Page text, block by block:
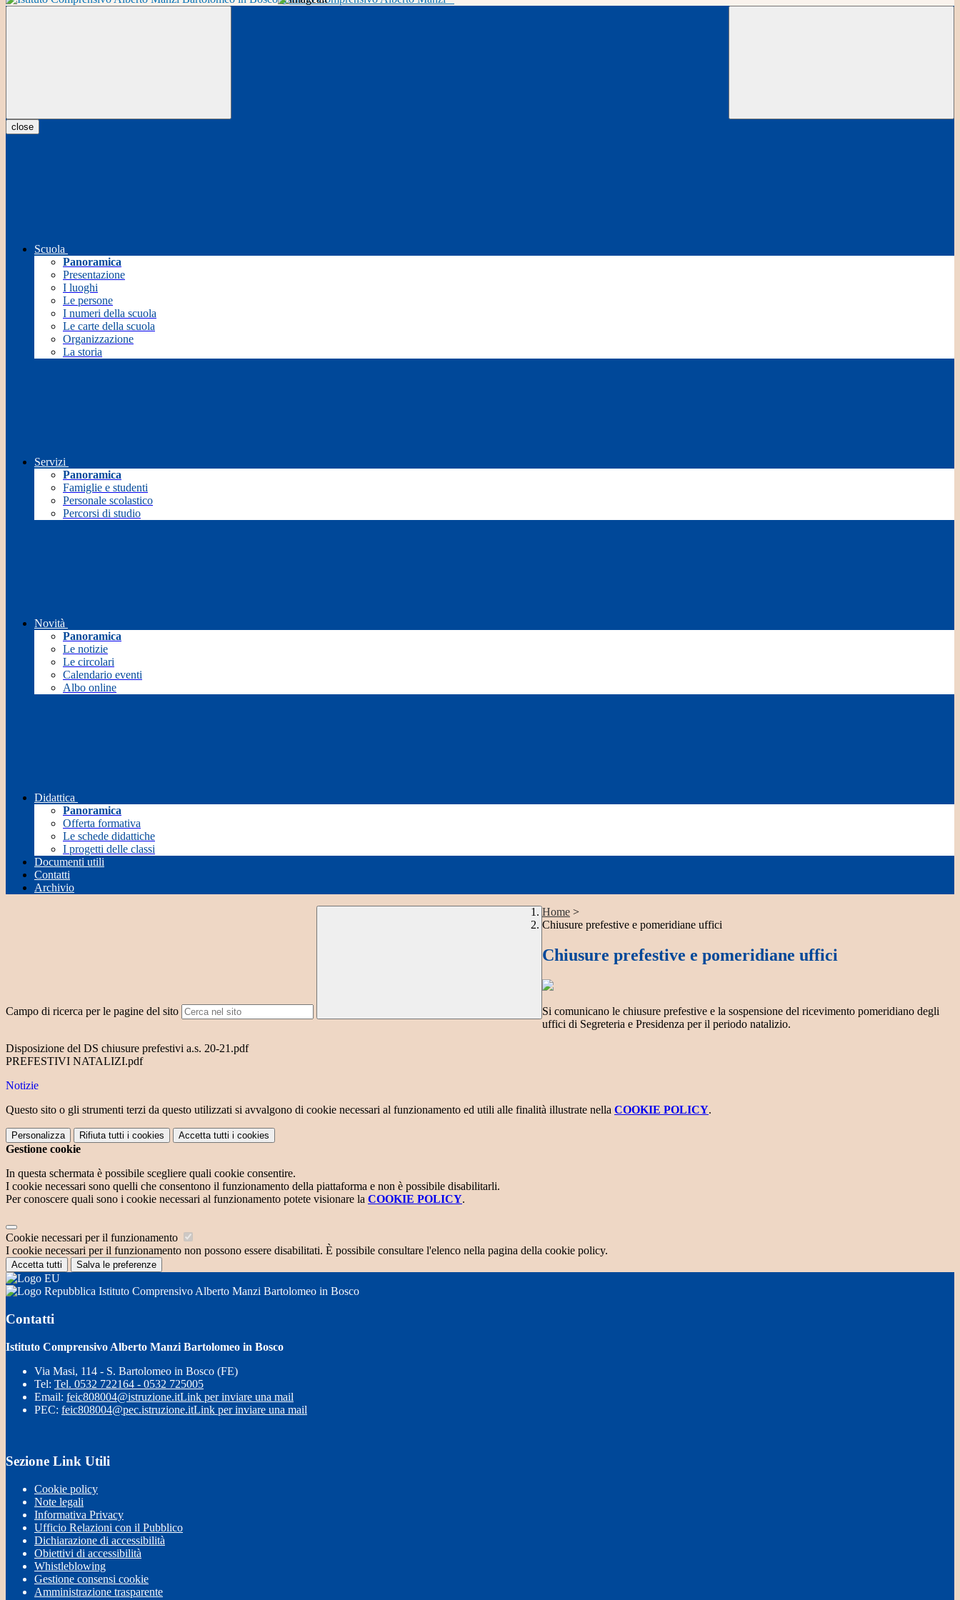
close
Scuola
Panoramica
Presentazione
I luoghi
Le persone
I numeri della scuola
Le carte della scuola
Organizzazione
La storia
Servizi
Panoramica
Famiglie e studenti
Personale scolastico
Percorsi di studio
Novità
Panoramica
Le notizie
Le circolari
Calendario eventi
Albo online
Didattica
Panoramica
Offerta formativa
Le schede didattiche
I progetti delle classi
Documenti utili
Contatti
Archivio
Campo di ricerca per le pagine del sito
Home >
Chiusure prefestive e pomeridiane uffici
Chiusure prefestive e pomeridiane uffici
Si comunicano le chiusure prefestive e la sospensione del ricevimento pomeridiano degli
uffici di Segreteria e Presidenza per il periodo natalizio.
Disposizione del DS chiusure prefestivi a.s. 20-21.pdf
PREFESTIVI NATALIZI.pdf
Notizie
Questo sito o gli strumenti terzi da questo utilizzati si avvalgono di cookie necessari al funzionamento ed utili alle finalità illustrate nella COOKIE POLICY.
Personalizza Rifiuta tutti i cookies Accetta tutti i cookies
Gestione cookie
In questa schermata è possibile scegliere quali cookie consentire.
I cookie necessari sono quelli che consentono il funzionamento della piattaforma e non è possibile disabilitarli.
Per conoscere quali sono i cookie necessari al funzionamento potete visionare la COOKIE POLICY.
Cookie necessari per il funzionamento
I cookie necessari per il funzionamento non possono essere disabilitati. È possibile consultare l'elenco nella pagina della cookie policy.
Accetta tutti Salva le preferenze
Istituto Comprensivo Alberto Manzi Bartolomeo in Bosco
Contatti
Istituto Comprensivo Alberto Manzi Bartolomeo in Bosco
Via Masi, 114 - S. Bartolomeo in Bosco (FE)
Tel: Tel. 0532 722164 - 0532 725005
Email: feic808004@istruzione.itLink per inviare una mail
PEC: feic808004@pec.istruzione.itLink per inviare una mail
Sezione Link Utili
Cookie policy
Note legali
Informativa Privacy
Ufficio Relazioni con il Pubblico
Dichiarazione di accessibilità
Obiettivi di accessibilità
Whistleblowing
Gestione consensi cookie
Amministrazione trasparente